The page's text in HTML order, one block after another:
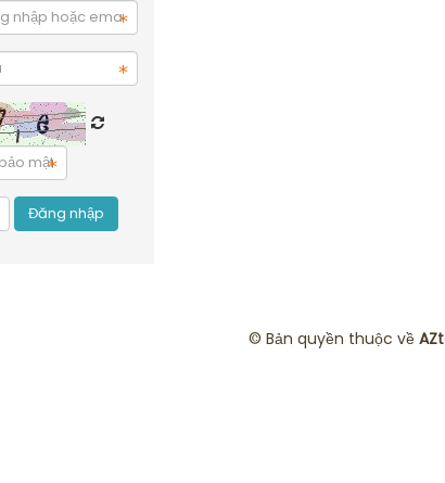
Đăng nhập
© Bản quyền thuộc về